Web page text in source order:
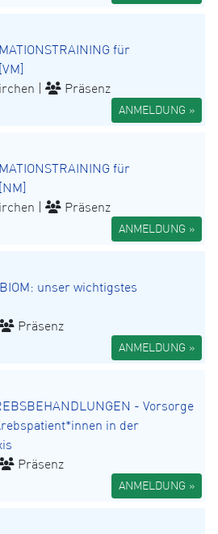
für
| Präsenz
ANMELDUNG »
für
| Präsenz
ANMELDUNG »
unser wichtigstes
Präsenz
ANMELDUNG »
- Vorsorge
in der
Präsenz
ANMELDUNG »